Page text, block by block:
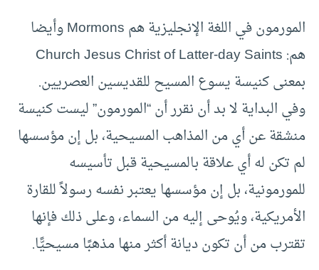
المورمون في اللغة الإنجليزية هم Mormons وأيضا
هم: Church Jesus Christ of Latter-day Saints
بمعنى كنيسة يسوع المسيح للقديسين العصريين.
وفي البداية لا بد أن نقرر أن “المورمون” ليست كنيسة
منشقة عن أي من المذاهب المسيحية، بل إن مؤسسها
لم تكن له أي علاقة بالمسيحية قبل تأسيسه
للمورمونية، بل إن مؤسسها يعتبر نفسه رسولاً للقارة
الأمريكية، ويُوحى إليه من السماء، وعلى ذلك فإنها
تقترب من أن تكون ديانة أكثر منها مذهبًا مسيحيًّا.